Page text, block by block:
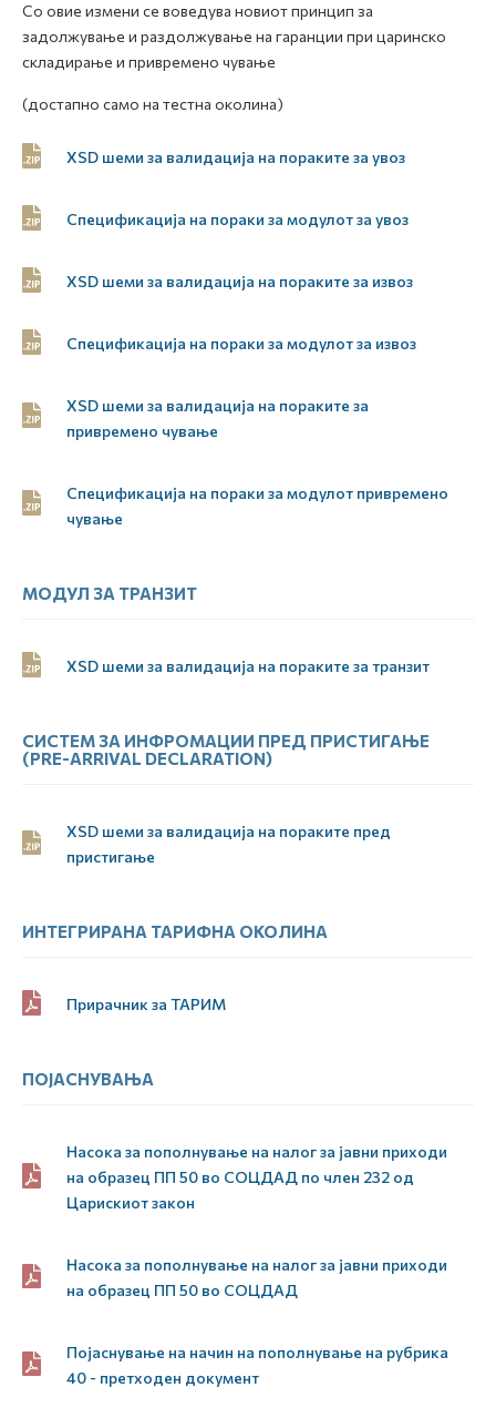
Со овие измени се воведува новиот принцип за
задолжување и раздолжување на гаранции при царинско
складирање и привремено чување
(достапно само на тестна околина)
XSD шеми за валидација на пораките за увоз
Спецификација на пораки за модулот за увоз
XSD шеми за валидација на пораките за извоз
Спецификација на пораки за модулот за извоз
XSD шеми за валидација на пораките за
привремено чување
Спецификација на пораки за модулот привремено
чување
МОДУЛ ЗА ТРАНЗИТ
XSD шеми за валидација на пораките за транзит
СИСТЕМ ЗА ИНФРОМАЦИИ ПРЕД ПРИСТИГАЊЕ
(PRE-ARRIVAL DECLARATION)
XSD шеми за валидација на пораките пред
пристигање
ИНТЕГРИРАНА ТАРИФНА ОКОЛИНА
Прирачник за ТАРИМ
ПОЈАСНУВАЊА
Насока за пополнување на налог за јавни приходи
на образец ПП 50 во СОЦДАД по член 232 од
Царискиот закон
Насока за пополнување на налог за јавни приходи
на образец ПП 50 во СОЦДАД
Појаснување на начин на пополнување на рубрика
40 - претходен документ